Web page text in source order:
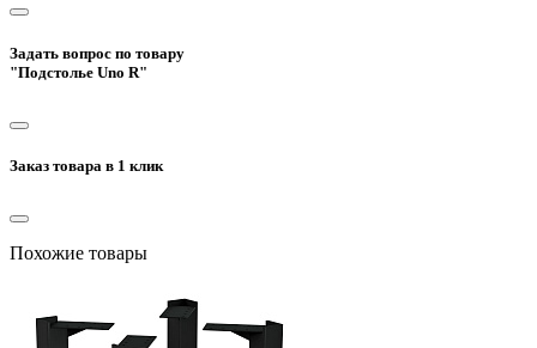
Задать вопрос по товару
"Подстолье Uno R"
Заказ товара в 1 клик
Похожие товары